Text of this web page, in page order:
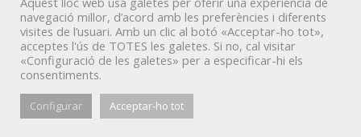
© Veta Visual, 2022
blueskybehancemixcloud
navegació millor, d’acord amb les preferències i diferents
visites de l’usuari. Amb un clic al botó «Acceptar-ho tot»,
acceptes l'ús de TOTES les galetes. Si no, cal visitar
«Configuració de les galetes» per a especificar-hi els
consentiments.
Configurar Acceptar-ho tot